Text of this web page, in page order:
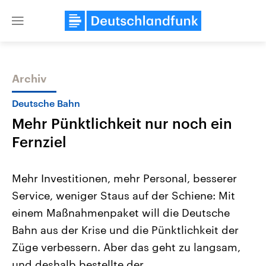
Close
Themen
Landtagswahl Sachsen-Anhalt
2026
Alle Informationen
Sachsen-Anhalt wählt am 6.
September 2026 einen neuen
Landtag. Seit 2021 wird das
Bundesland von einer Koalition aus
USA
Aktuelle Beiträge,
Hintergründe
Wirtschaftlich und
gehören die Vereinigten
den mächtigsten Ländern
Archiv
Deutsche Bahn
Mehr Pünktlichkeit nur noch ein
Fernziel
Mehr Investitionen, mehr Personal, besserer
Service, weniger Staus auf der Schiene: Mit
einem Maßnahmenpaket will die Deutsche
Bahn aus der Krise und die Pünktlichkeit der
Züge verbessern. Aber das geht zu langsam,